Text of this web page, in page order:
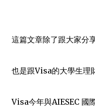
這篇文章除了跟大家分
也是跟Visa的大學生理
Visa今年與AIESEC 國